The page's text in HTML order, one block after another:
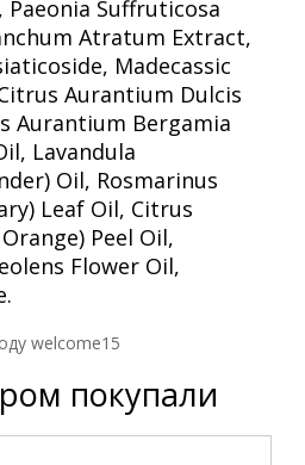
Paeonia Suffruticosa
Atratum Extract,
Madecassic
Aurantium Dulcis
Aurantium Bergamia
Lavandula
Oil, Rosmarinus
Leaf Oil, Citrus
Peel Oil,
Flower Oil,
welcome15
покупали